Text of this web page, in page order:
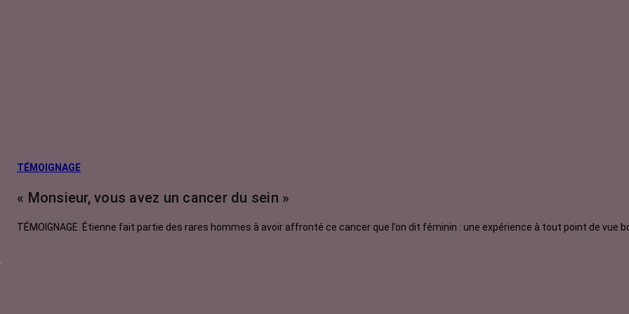
TÉMOIGNAGE
« Monsieur, vous avez un cancer du sein »
TÉMOIGNAGE. Étienne fait partie des rares hommes à avoir affronté ce cancer que l’on dit féminin : une expérience à tout point de vue